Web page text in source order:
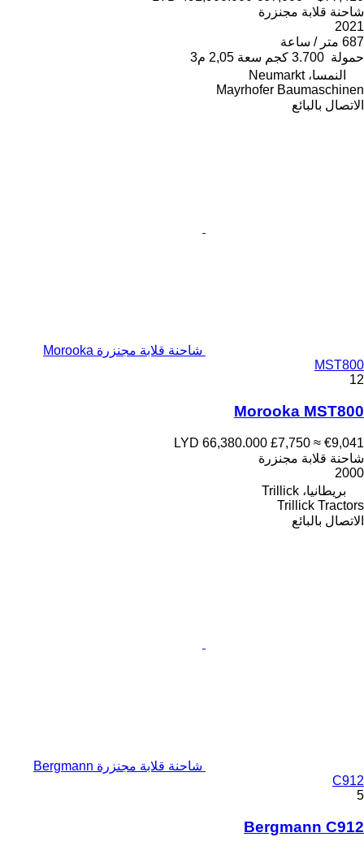
شاحنة قلابة مجنزرة
2021
687 متر / ساعة
حمولة 3.700 كجم سعة 2,05 م3
النمسا، Neumarkt
Mayrhofer Baumaschinen
الاتصال بالبائع
شاحنة قلابة مجنزرة Morooka
MST800
12
Morooka MST800
LYD 66,380.000 £7,750 ≈ €9,041
شاحنة قلابة مجنزرة
2000
بريطانيا، Trillick
Trillick Tractors
الاتصال بالبائع
شاحنة قلابة مجنزرة Bergmann
C912
5
Bergmann C912